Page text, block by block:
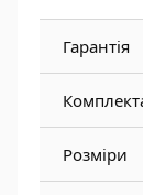
Гарантія
Розміри